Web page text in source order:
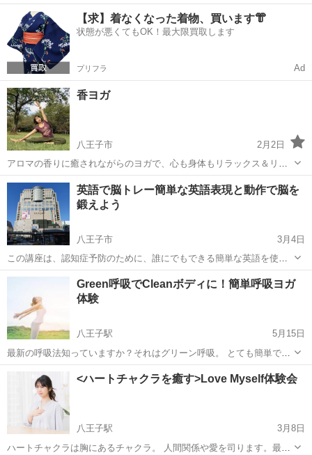
７年１１月４日（日曜日）✨ ◎１１：１０〜 会場オープン！ ヨガマ
ットか、レジャーシート、大判タオル等床に寝そべることができるア
イテムをご持参く...
東京 八王子市 大塚・帝京大学駅 美容健康 ストレッチ
【求】着なくなった着物、買います👘
状態が悪くてもOK！最大限買取します
プリフラ Ad
香ヨガ
八王子市
2月2日
アロマの香りに癒されながらのヨガで、心も身体もリラックス＆リフ
レッシュ！！ 長房市民センターにて、月に2回、日曜日朝10時半～11
時半のんびりヨガを始めてみませんか？ (月により日程変更あり。問合
せお願いします。) ...
東京 八王子市 その他 地元
英語で脳トレー簡単な英語表現と動作で脳を
鍛えよう
八王子市
3月4日
この講座は、認知症予防のために、誰にでもできる簡単な英語を使っ
て、体を動かす「脳トレ」です。講師と受講者の方々との間で思考の
活性化を促す相互交流プログラムですので、笑いもあり、単調さや退
屈さを感じることもありません。加えて、...
東京 八王子市 美容健康 脳トレ
Green呼吸でCleanボディに！簡単呼吸ヨガ
体験
八王子駅
5月15日
最新の呼吸法知っていますか？それはグリーン呼吸。 とても簡単です
が、通常の呼吸よりも深く呼吸ができるようになります。 さらに！ 集
中力アップ、ストレスの軽減、内臓や血液、体温に変化があること
も。 実際やっ...
八王子駅 美容健康
<ハートチャクラを癒す>Love Myself体験会
八王子駅
3月8日
ハートチャクラは胸にあるチャクラ。 人間関係や愛を司ります。最近